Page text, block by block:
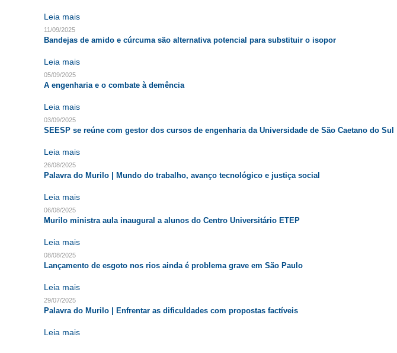
Leia mais
11/09/2025
Bandejas de amido e cúrcuma são alternativa potencial para substituir o isopor
Leia mais
05/09/2025
A engenharia e o combate à demência
Leia mais
03/09/2025
SEESP se reúne com gestor dos cursos de engenharia da Universidade de São Caetano do Sul
Leia mais
26/08/2025
Palavra do Murilo | Mundo do trabalho, avanço tecnológico e justiça social
Leia mais
06/08/2025
Murilo ministra aula inaugural a alunos do Centro Universitário ETEP
Leia mais
08/08/2025
Lançamento de esgoto nos rios ainda é problema grave em São Paulo
Leia mais
29/07/2025
Palavra do Murilo | Enfrentar as dificuldades com propostas factíveis
Leia mais